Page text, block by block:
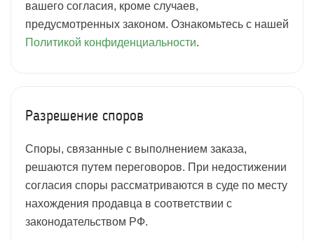
вашего согласия, кроме случаев,
предусмотренных законом. Ознакомьтесь с нашей
Политикой конфиденциальности.
Разрешение споров
Споры, связанные с выполнением заказа,
решаются путем переговоров. При недостижении
согласия споры рассматриваются в суде по месту
нахождения продавца в соответствии с
законодательством РФ.